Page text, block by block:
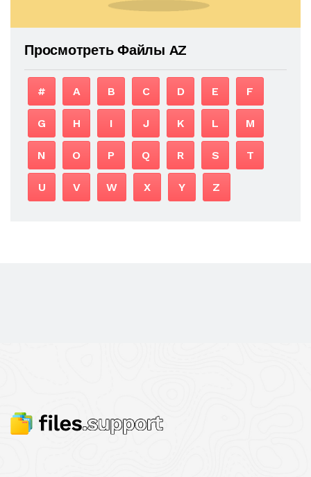
Просмотреть Файлы AZ
# A B C D E F
G H I J K L M
N O P Q R S T
U V W X Y Z